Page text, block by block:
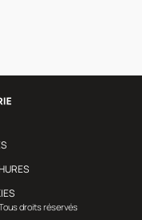
droits réservés